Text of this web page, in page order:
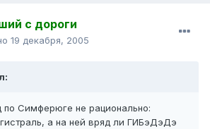
с дороги
19 декабря, 2005
по Симферюге не рационально:
а на ней вряд ли ГИБэДэДэ